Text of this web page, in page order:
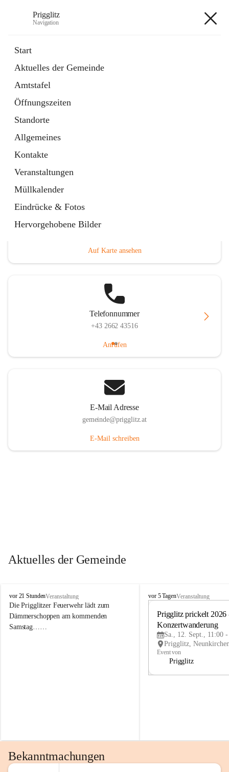
Prigglitz
Navigation
Start
Aktuelles der Gemeinde
Amtstafel
Öffnungszeiten
Standorte
Allgemeines
Kontakte
Veranstaltungen
Müllkalender
Eindrücke & Fotos
Hervorgehobene Bilder
Externe Webseite
in
Tab
Gemeindezeitung
Ordner
öffnet
in
neuem
Tab
Hauptadresse
Auf Karte ansehen
Telefonnummer
+43 2662 43516
Anrufen
E-Mail Adresse
gemeinde@prigglitz.at
E-Mail schreiben
Aktuelles der Gemeinde
P
r
i
g
vor 21 StundenVeranstaltung
Die Prigglitzer Feuerwehr lädt zum
Dämmerschoppen am kommenden
Samstag……
P
vor 5 TagenVeranstaltung
Prigglitz prickelt 2026
Konzertwanderung
Sa., 12. Sept., 11:00
Event von
Prigglitz
Bekanntmachungen